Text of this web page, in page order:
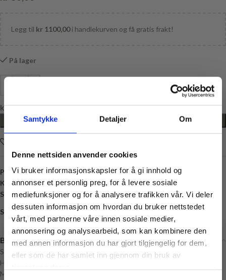
Samtykke Detaljer Om
Denne nettsiden anvender cookies
Vi bruker informasjonskapsler for å gi innhold og
annonser et personlig preg, for å levere sosiale
mediefunksjoner og for å analysere trafikken vår. Vi deler
dessuten informasjon om hvordan du bruker nettstedet
vårt, med partnerne våre innen sosiale medier,
annonsering og analysearbeid, som kan kombinere den
med annen informasjon du har gjort tilgjengelig for dem,
eller som de har samlet inn gjennom din bruk av
Legg til kr 1100,00i handlekurven og få gratis frakt!
På lager
kr0,00
LEGG I HANDLEKURV
Produktnummer:K500015
Kategori:Knapper
Stikkord:1 Hull, 20 millimeter ,Bling, Metall, rund, Sølv
Share:
Beskrivelse
Størrelse: 20 mm diameter
Hull: 1
Materiale: Metall, Bling
Vil du ha
10% rabatt